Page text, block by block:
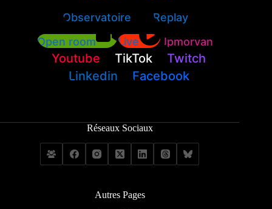
Observatoire
Replay
Open room
Live Jpmorvan
Youtube TikTok
Twitch
Linkedin
Facebook
Réseaux Sociaux
Autres Pages